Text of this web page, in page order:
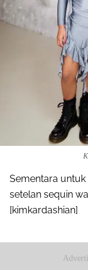
Sementara
setelan sequin
[kimkardashian]